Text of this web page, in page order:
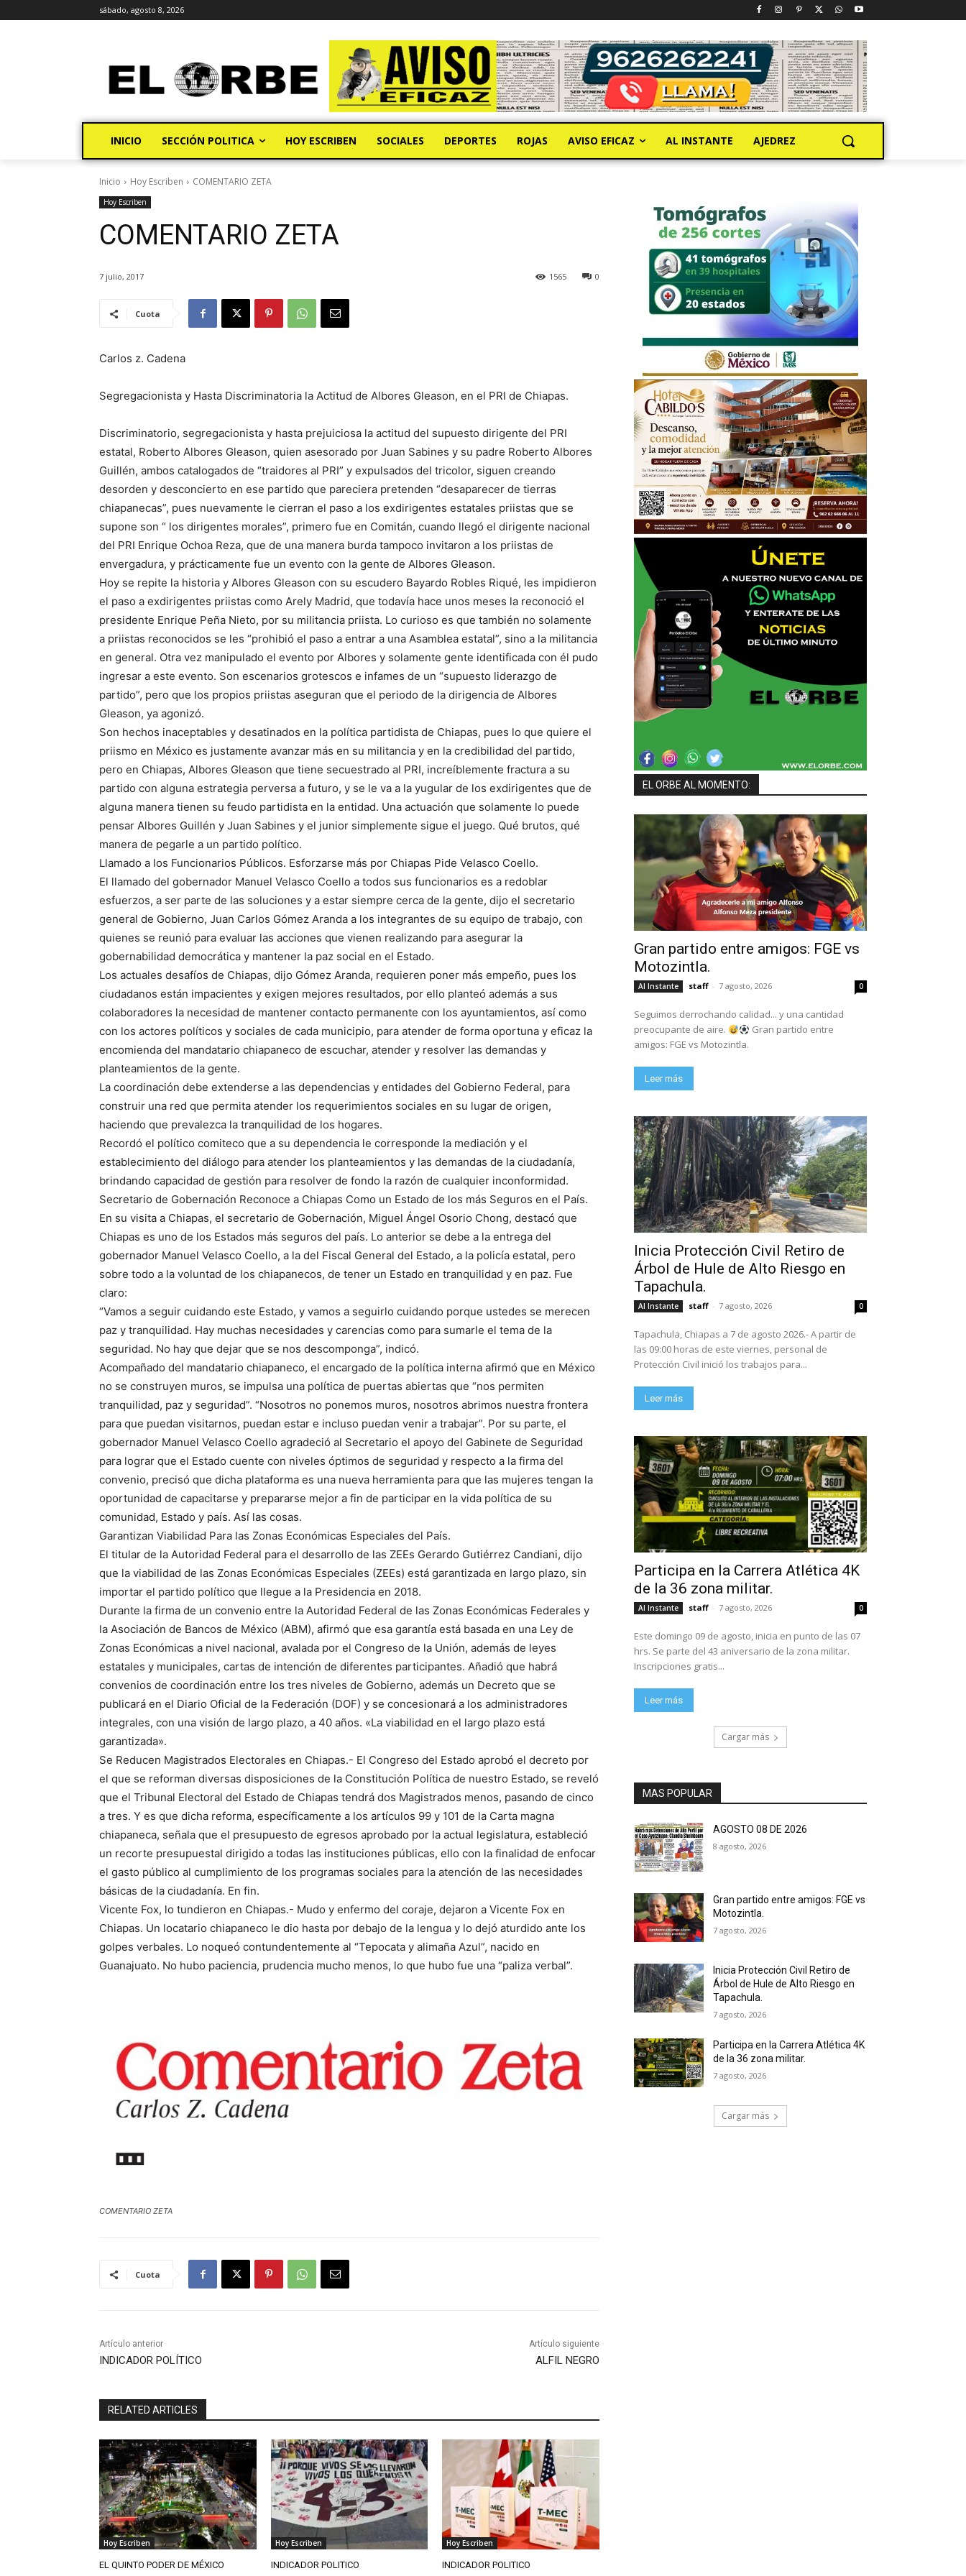
sábado, agosto 8, 2026
INICIO SECCIÓN POLITICA HOY ESCRIBEN SOCIALES DEPORTES ROJAS AVISO EFICAZ AL INSTANTE AJEDREZ
Inicio Hoy Escriben COMENTARIO ZETA
Hoy Escriben
COMENTARIO ZETA
7 julio, 2017 0
1565
Cuota
Carlos z. Cadena
Segregacionista y Hasta Discriminatoria la Actitud de Albores Gleason, en el PRI de Chiapas.
Discriminatorio, segregacionista y hasta prejuiciosa la actitud del supuesto dirigente del PRI
estatal, Roberto Albores Gleason, quien asesorado por Juan Sabines y su padre Roberto Albores
Guillén, ambos catalogados de “traidores al PRI” y expulsados del tricolor, siguen creando
desorden y desconcierto en ese partido que pareciera pretenden “desaparecer de tierras
chiapanecas”, pues nuevamente le cierran el paso a los exdirigentes estatales priistas que se
supone son “ los dirigentes morales”, primero fue en Comitán, cuando llegó el dirigente nacional
del PRI Enrique Ochoa Reza, que de una manera burda tampoco invitaron a los priistas de
envergadura, y prácticamente fue un evento con la gente de Albores Gleason.
Hoy se repite la historia y Albores Gleason con su escudero Bayardo Robles Riqué, les impidieron
el paso a exdirigentes priistas como Arely Madrid, que todavía hace unos meses la reconoció el
presidente Enrique Peña Nieto, por su militancia priista. Lo curioso es que también no solamente
a priistas reconocidos se les “prohibió el paso a entrar a una Asamblea estatal”, sino a la militancia
en general. Otra vez manipulado el evento por Albores y solamente gente identificada con él pudo
ingresar a este evento. Son escenarios grotescos e infames de un “supuesto liderazgo de
partido”, pero que los propios priistas aseguran que el periodo de la dirigencia de Albores
Gleason, ya agonizó.
Son hechos inaceptables y desatinados en la política partidista de Chiapas, pues lo que quiere el
priismo en México es justamente avanzar más en su militancia y en la credibilidad del partido,
pero en Chiapas, Albores Gleason que tiene secuestrado al PRI, increíblemente fractura a su
partido con alguna estrategia perversa a futuro, y se le va a la yugular de los exdirigentes que de
alguna manera tienen su feudo partidista en la entidad. Una actuación que solamente lo puede
pensar Albores Guillén y Juan Sabines y el junior simplemente sigue el juego. Qué brutos, qué
manera de pegarle a un partido político.
Llamado a los Funcionarios Públicos. Esforzarse más por Chiapas Pide Velasco Coello.
El llamado del gobernador Manuel Velasco Coello a todos sus funcionarios es a redoblar
esfuerzos, a ser parte de las soluciones y a estar siempre cerca de la gente, dijo el secretario
general de Gobierno, Juan Carlos Gómez Aranda a los integrantes de su equipo de trabajo, con
quienes se reunió para evaluar las acciones que vienen realizando para asegurar la
gobernabilidad democrática y mantener la paz social en el Estado.
Los actuales desafíos de Chiapas, dijo Gómez Aranda, requieren poner más empeño, pues los
ciudadanos están impacientes y exigen mejores resultados, por ello planteó además a sus
colaboradores la necesidad de mantener contacto permanente con los ayuntamientos, así como
con los actores políticos y sociales de cada municipio, para atender de forma oportuna y eficaz la
encomienda del mandatario chiapaneco de escuchar, atender y resolver las demandas y
planteamientos de la gente.
La coordinación debe extenderse a las dependencias y entidades del Gobierno Federal, para
construir una red que permita atender los requerimientos sociales en su lugar de origen,
haciendo que prevalezca la tranquilidad de los hogares.
Recordó el político comiteco que a su dependencia le corresponde la mediación y el
establecimiento del diálogo para atender los planteamientos y las demandas de la ciudadanía,
brindando capacidad de gestión para resolver de fondo la razón de cualquier inconformidad.
Secretario de Gobernación Reconoce a Chiapas Como un Estado de los más Seguros en el País.
En su visita a Chiapas, el secretario de Gobernación, Miguel Ángel Osorio Chong, destacó que
Chiapas es uno de los Estados más seguros del país. Lo anterior se debe a la entrega del
gobernador Manuel Velasco Coello, a la del Fiscal General del Estado, a la policía estatal, pero
sobre todo a la voluntad de los chiapanecos, de tener un Estado en tranquilidad y en paz. Fue
claro:
“Vamos a seguir cuidando este Estado, y vamos a seguirlo cuidando porque ustedes se merecen
paz y tranquilidad. Hay muchas necesidades y carencias como para sumarle el tema de la
seguridad. No hay que dejar que se nos descomponga”, indicó.
Acompañado del mandatario chiapaneco, el encargado de la política interna afirmó que en México
no se construyen muros, se impulsa una política de puertas abiertas que “nos permiten
tranquilidad, paz y seguridad”. “Nosotros no ponemos muros, nosotros abrimos nuestra frontera
para que puedan visitarnos, puedan estar e incluso puedan venir a trabajar”. Por su parte, el
gobernador Manuel Velasco Coello agradeció al Secretario el apoyo del Gabinete de Seguridad
para lograr que el Estado cuente con niveles óptimos de seguridad y respecto a la firma del
convenio, precisó que dicha plataforma es una nueva herramienta para que las mujeres tengan la
oportunidad de capacitarse y prepararse mejor a fin de participar en la vida política de su
comunidad, Estado y país. Así las cosas.
Garantizan Viabilidad Para las Zonas Económicas Especiales del País.
El titular de la Autoridad Federal para el desarrollo de las ZEEs Gerardo Gutiérrez Candiani, dijo
que la viabilidad de las Zonas Económicas Especiales (ZEEs) está garantizada en largo plazo, sin
importar el partido político que llegue a la Presidencia en 2018.
Durante la firma de un convenio entre la Autoridad Federal de las Zonas Económicas Federales y
la Asociación de Bancos de México (ABM), afirmó que esa garantía está basada en una Ley de
Zonas Económicas a nivel nacional, avalada por el Congreso de la Unión, además de leyes
estatales y municipales, cartas de intención de diferentes participantes. Añadió que habrá
convenios de coordinación entre los tres niveles de Gobierno, además un Decreto que se
publicará en el Diario Oficial de la Federación (DOF) y se concesionará a los administradores
integrales, con una visión de largo plazo, a 40 años. «La viabilidad en el largo plazo está
garantizada».
Se Reducen Magistrados Electorales en Chiapas.- El Congreso del Estado aprobó el decreto por
el que se reforman diversas disposiciones de la Constitución Política de nuestro Estado, se reveló
que el Tribunal Electoral del Estado de Chiapas tendrá dos Magistrados menos, pasando de cinco
a tres. Y es que dicha reforma, específicamente a los artículos 99 y 101 de la Carta magna
chiapaneca, señala que el presupuesto de egresos aprobado por la actual legislatura, estableció
un recorte presupuestal dirigido a todas las instituciones públicas, ello con la finalidad de enfocar
el gasto público al cumplimiento de los programas sociales para la atención de las necesidades
básicas de la ciudadanía. En fin.
Vicente Fox, lo tundieron en Chiapas.- Mudo y enfermo del coraje, dejaron a Vicente Fox en
Chiapas. Un locatario chiapaneco le dio hasta por debajo de la lengua y lo dejó aturdido ante los
golpes verbales. Lo noqueó contundentemente al “Tepocata y alimaña Azul”, nacido en
Guanajuato. No hubo paciencia, prudencia mucho menos, lo que hubo fue una “paliza verbal”.
COMENTARIO ZETA
Cuota
Artículo anterior
INDICADOR POLÍTICO
Artículo siguiente
ALFIL NEGRO
RELATED ARTICLES
Hoy Escriben
EL QUINTO PODER DE MÉXICO
Hoy Escriben
INDICADOR POLITICO
Hoy Escriben
INDICADOR POLITICO
EL ORBE AL MOMENTO:
Gran partido entre amigos: FGE vs
Motozintla.
Al Instante staff - 7 agosto, 2026 0
Seguimos derrochando calidad... y una cantidad
preocupante de aire.
Gran partido entre
amigos: FGE vs Motozintla.
Leer más
Inicia Protección Civil Retiro de
Árbol de Hule de Alto Riesgo en
Tapachula.
Al Instante staff - 7 agosto, 2026 0
Tapachula, Chiapas a 7 de agosto 2026.- A partir de
las 09:00 horas de este viernes, personal de
Protección Civil inició los trabajos para...
Leer más
Participa en la Carrera Atlética 4K
de la 36 zona militar.
Al Instante staff - 7 agosto, 2026 0
Este domingo 09 de agosto, inicia en punto de las 07
hrs. Se parte del 43 aniversario de la zona militar.
Inscripciones gratis...
Leer más
Cargar más
MAS POPULAR
AGOSTO 08 DE 2026
8 agosto, 2026
Gran partido entre amigos: FGE vs
Motozintla.
7 agosto, 2026
Inicia Protección Civil Retiro de
Árbol de Hule de Alto Riesgo en
Tapachula.
7 agosto, 2026
Participa en la Carrera Atlética 4K
de la 36 zona militar.
7 agosto, 2026
Cargar más